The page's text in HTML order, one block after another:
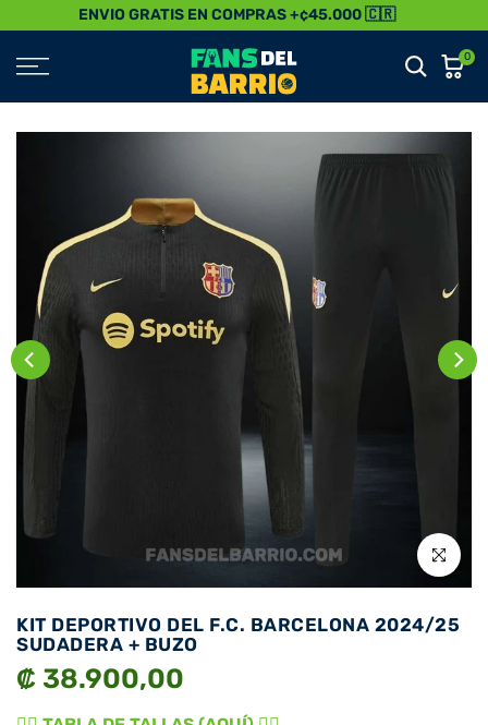
Contenido
ENVIO GRATIS EN COMPRAS +¢45.000 🇨🇷
0
Click para
KIT DEPORTIVO DEL F.C. BARCELONA 2024/25
SUDADERA + BUZO
₡ 38.900,00